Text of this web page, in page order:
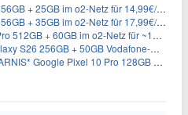
im o2-Netz für 14,99€/Monat (effektiv -4,30€/Monat)
im o2-Netz für 17,99€/Monat (effektiv -2,47€/Monat)
60GB im o2-Netz für ~19,99€/Monat (effektiv -7,22€/Monat)
+ 50GB Vodafone-Netz für 19,99€/Monat (effektiv 1,26€/Monat)
Pixel 10 Pro 128GB + 60GB im o2-Netz für ~19,99€/Monat